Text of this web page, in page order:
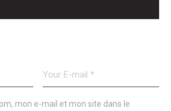
mon e-mail et mon site dans le